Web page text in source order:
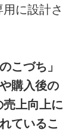
に設計さ
こづち」
購入後の
売上向上に
ているこ